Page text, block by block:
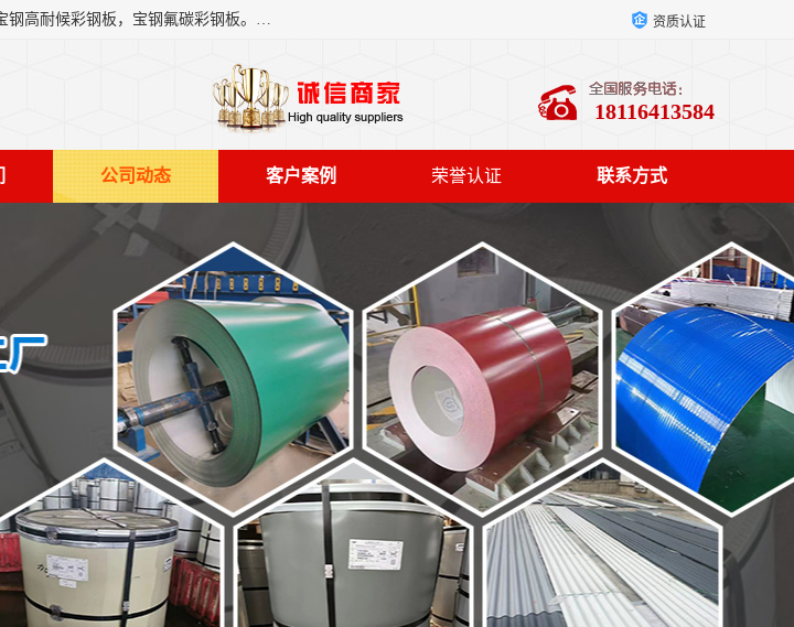
上海轩本实业有限公司主营产品：宝钢彩钢板、宝钢彩钢卷、宝钢彩涂板、宝钢彩涂卷、宝钢高耐候彩钢板，宝钢氟碳彩钢板。是一家集钢铁贸易，物流、加工为一体的产业全配套公司。 资质认证
18116413584
公司动态 客户案例 荣誉认证 联系方式